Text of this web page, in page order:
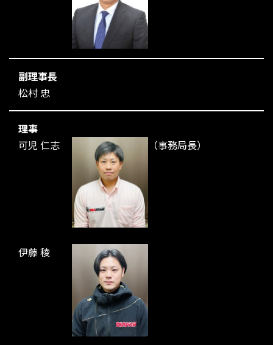
副理事長
松村 忠
理事
可児 仁志
（事務局長）
伊藤 稜